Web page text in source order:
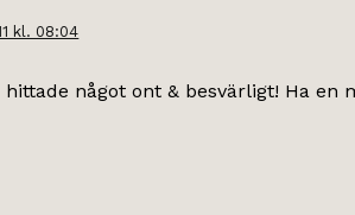
kl. 08:04
något ont & besvärligt! Ha en